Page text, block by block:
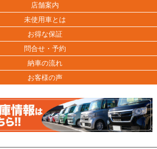
店舗案内
未使用車とは
お得な保証
問合せ・予約
納車の流れ
お客様の声